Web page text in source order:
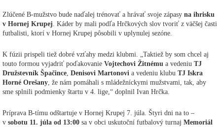
Zlúčené B-mužstvo bude naďalej trénovať a hrávať svoje zápasy na ihrisku
v Hornej Krupej. Káder by mali podľa Hrčkových slov tvoriť z väčšej časti
futbalisti, ktorí v Hornej Krupej pôsobili v uplynulej sezóne.
K fúzii prispeli tiež dobré vzťahy medzi klubmi. „Taktiež by som chcel aj
touto formou vyjadriť poďakovanie Vojtechovi Žitnému a vedeniu TJ
Družstevník Špačince, Denisovi Martonovi a vedeniu klubu TJ Iskra
Horné Orešany, že nám pomáhali s mládežníckymi mužstvami, tak, aby
sme splnili podmienky štartu v 4. lige,“ doplnil Ivan Hrčka.
Príprava B-tímu odštartuje v Hornej Krupej 7. júla. Štyri dni na to –
v sobotu 11. júla od 13:00 sa v obci uskutoční futbalový turnaj Memoriál